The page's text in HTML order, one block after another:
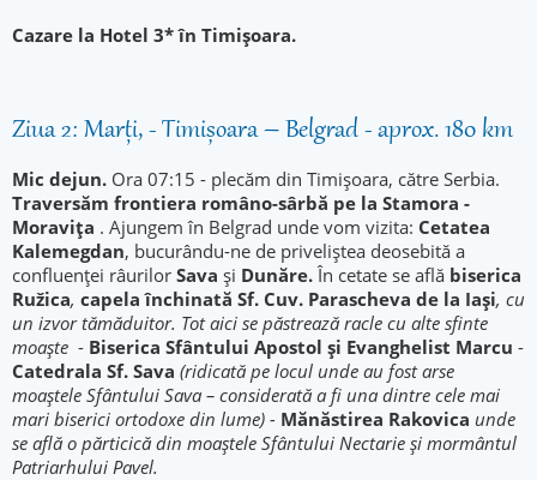
Cazare la Hotel 3* în Timișoara.
Ziua 2: Marți, - Timișoara – Belgrad - aprox. 180 km
Mic dejun. Ora 07:15 - plecăm din Timișoara, către Serbia.
Traversăm frontiera româno-sârbă pe la Stamora -
Moravița . Ajungem în Belgrad unde vom vizita: Cetatea
Kalemegdan, bucurându-ne de priveliștea deosebită a
confluenței râurilor Sava și Dunăre.În cetate se află biserica
Ružica, capela închinată Sf. Cuv. Parascheva de la Iași, cu
un izvor tămăduitor. Tot aici se păstrează racle cu alte sfinte
moaște - Biserica Sfântului Apostol și Evanghelist Marcu -
Catedrala Sf. Sava (ridicată pe locul unde au fost arse
moaștele Sfântului Sava – considerată a fi una dintre cele mai
mari biserici ortodoxe din lume) - Mănăstirea Rakovica unde
se află o părticică din moaștele Sfântului Nectarie și mormântul
Patriarhului Pavel.